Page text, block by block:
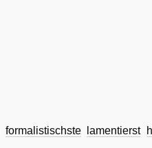
formalistischste lamentierst